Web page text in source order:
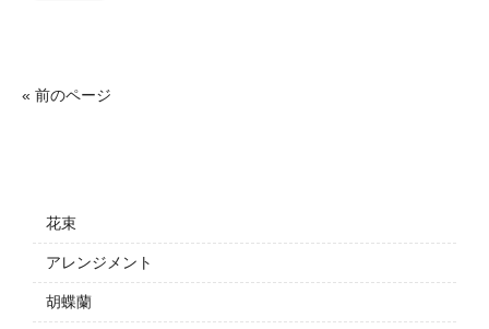
« 前のページ
花束
アレンジメント
胡蝶蘭